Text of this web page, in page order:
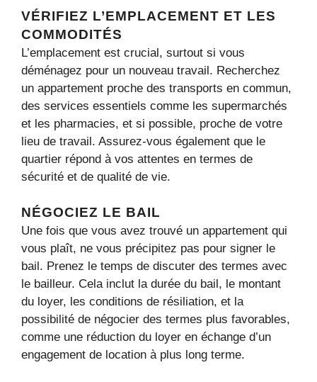
VÉRIFIEZ L’EMPLACEMENT ET LES
COMMODITÉS
L’emplacement est crucial, surtout si vous
déménagez pour un nouveau travail. Recherchez
un appartement proche des transports en commun,
des services essentiels comme les supermarchés
et les pharmacies, et si possible, proche de votre
lieu de travail. Assurez-vous également que le
quartier répond à vos attentes en termes de
sécurité et de qualité de vie.
NÉGOCIEZ LE BAIL
Une fois que vous avez trouvé un appartement qui
vous plaît, ne vous précipitez pas pour signer le
bail. Prenez le temps de discuter des termes avec
le bailleur. Cela inclut la durée du bail, le montant
du loyer, les conditions de résiliation, et la
possibilité de négocier des termes plus favorables,
comme une réduction du loyer en échange d’un
engagement de location à plus long terme.